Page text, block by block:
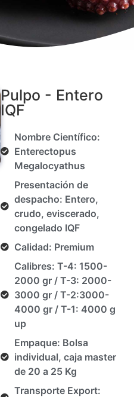
Pulpo - Entero
IQF
Nombre Científico:
Enterectopus
Megalocyathus
Presentación de
despacho: Entero,
crudo, eviscerado,
congelado IQF
Calidad: Premium
Calibres: T-4: 1500-
2000 gr / T-3: 2000-
3000 gr / T-2:3000-
4000 gr / T-1: 4000 g
up
Empaque: Bolsa
individual, caja master
de 20 a 25 Kg
Transporte Export: